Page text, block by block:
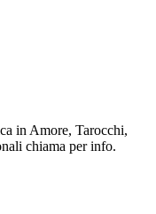
in Amore, Tarocchi,
chiama per info.